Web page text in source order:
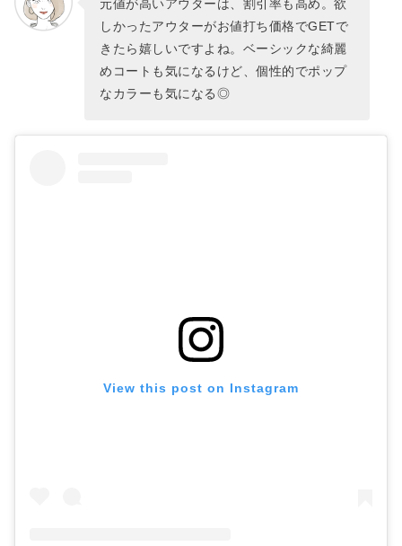
元値が高いアウターは、割引率も高め。欲
しかったアウターがお値打ち価格でGETで
きたら嬉しいですよね。ベーシックな綺麗
めコートも気になるけど、個性的でポップ
なカラーも気になる◎
View this post on Instagram